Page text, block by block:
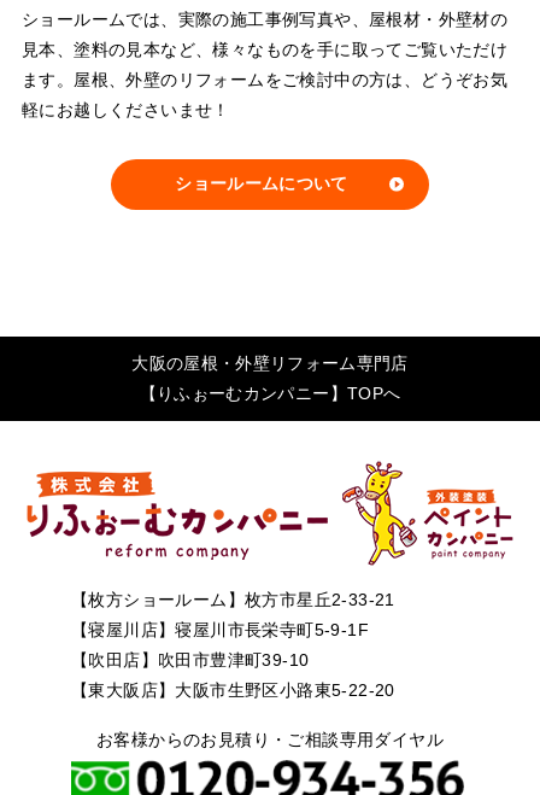
ショールームでは、実際の施工事例写真や、屋根材・外壁材の
見本、塗料の見本など、様々なものを手に取ってご覧いただけ
ます。屋根、外壁のリフォームをご検討中の方は、どうぞお気
軽にお越しくださいませ！
ショールームについて
大阪の屋根・外壁リフォーム専門店
【りふぉーむカンパニー】TOPへ
【枚方ショールーム】枚方市星丘2-33-21
【寝屋川店】寝屋川市長栄寺町5-9-1F
【吹田店】吹田市豊津町39-10
【東大阪店】大阪市生野区小路東5-22-20
お客様からのお見積り・ご相談専用ダイヤル